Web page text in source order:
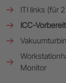
ITI links (für
ICC-
Monitor